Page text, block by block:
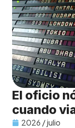
El oficio
cuando
2026 / julio